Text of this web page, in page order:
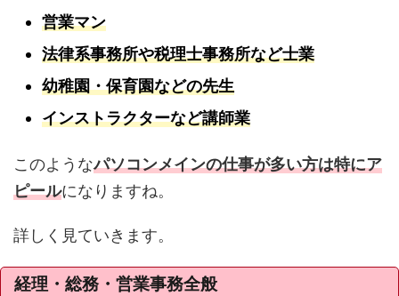
営業マン
法律系事務所や税理士事務所など士業
幼稚園・保育園などの先生
インストラクターなど講師業
このようなパソコンメインの仕事が多い方は特にア
ピールになりますね。
詳しく見ていきます。
経理・総務・営業事務全般